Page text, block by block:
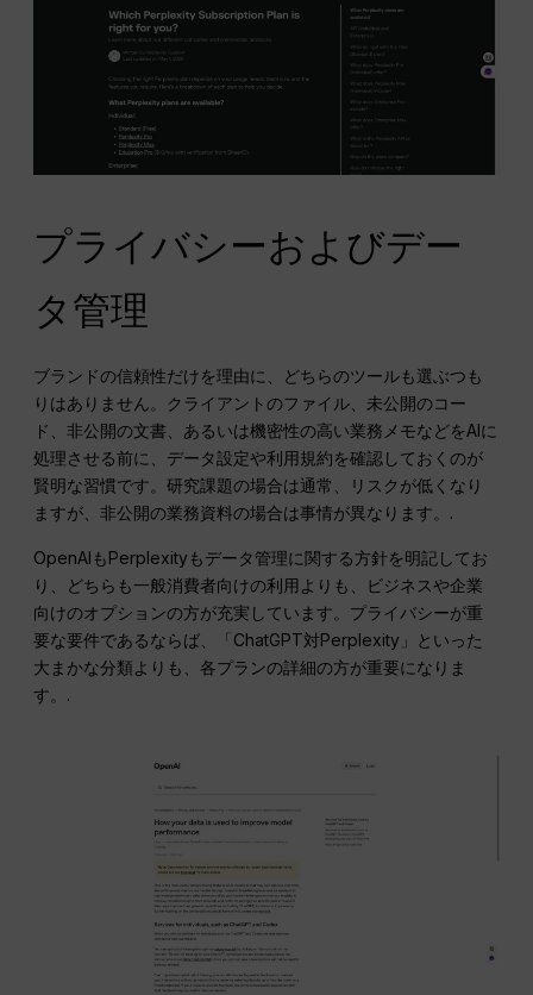
プライバシーおよびデー
タ管理
ブランドの信頼性だけを理由に、どちらのツールも選ぶつも
りはありません。クライアントのファイル、未公開のコー
ド、非公開の文書、あるいは機密性の高い業務メモなどをAIに
処理させる前に、データ設定や利用規約を確認しておくのが
賢明な習慣です。研究課題の場合は通常、リスクが低くなり
ますが、非公開の業務資料の場合は事情が異なります。.
OpenAIもPerplexityもデータ管理に関する方針を明記してお
り、どちらも一般消費者向けの利用よりも、ビジネスや企業
向けのオプションの方が充実しています。プライバシーが重
要な要件であるならば、「ChatGPT対Perplexity」といった
大まかな分類よりも、各プランの詳細の方が重要になりま
す。.